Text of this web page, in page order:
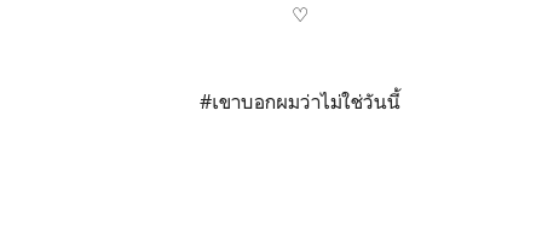
♡
#เขาบอกผมว่าไม่ใช่วันนี้